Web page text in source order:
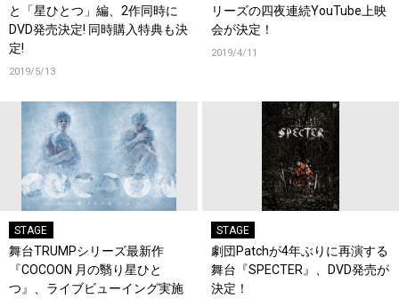
と「星ひとつ」編、2作同時に
DVD発売決定! 同時購入特典も決
定!
2019/5/13
リーズの四夜連続YouTube上映
会が決定！
2019/4/11
STAGE
舞台TRUMPシリーズ最新作
『COCOON 月の翳り星ひと
つ』、ライブビューイング実施
STAGE
劇団Patchが4年ぶりに再演する
舞台『SPECTER』、DVD発売が
決定！